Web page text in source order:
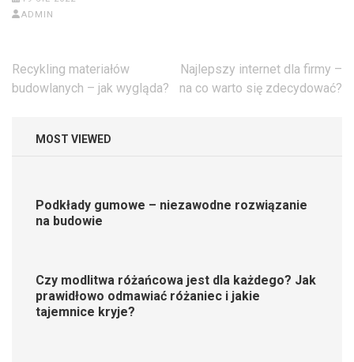
ADMIN
Nawigacja
wpisu
Recykling materiałów
budowlanych – jak wygląda?
Najlepszy internet dla firmy –
na co warto się zdecydować?
MOST VIEWED
Podkłady gumowe – niezawodne rozwiązanie
na budowie
Czy modlitwa różańcowa jest dla każdego? Jak
prawidłowo odmawiać różaniec i jakie
tajemnice kryje?